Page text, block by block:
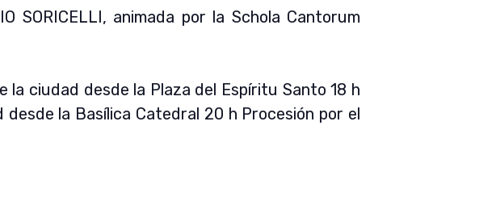
SORICELLI, animada por la Schola Cantorum
la ciudad desde la Plaza del Espíritu Santo 18 h
la Basílica Catedral 20 h Procesión por el